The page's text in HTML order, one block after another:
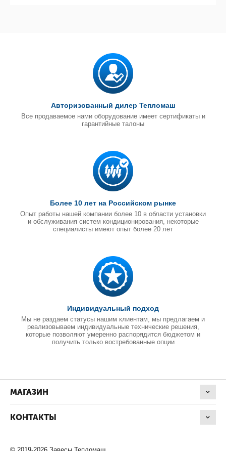
Авторизованный дилер Тепломаш
Все продаваемое нами оборудование имеет сертификаты и
гарантийные талоны
Более 10 лет на Российском рынке
Опыт работы нашей компании более 10 в области установки
и обслуживания систем кондиционирования, некоторые
специалисты имеют опыт более 20 лет
Индивидуальный подход
Мы не раздаем статусы нашим клиентам, мы предлагаем и
реализовываем индивидуальные технические решения,
которые позволяют умеренно распорядится бюджетом и
получить только востребованные опции
МАГАЗИН
КОНТАКТЫ